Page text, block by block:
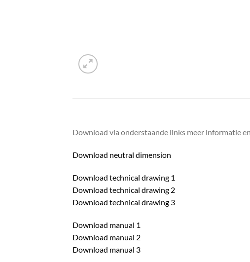
Download via onderstaande links meer informatie
Download neutral dimension
Download technical drawing 1
Download technical drawing 2
Download technical drawing 3
Download manual 1
Download manual 2
Download manual 3